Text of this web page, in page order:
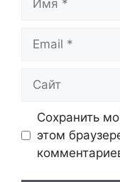
Сохранить
этом